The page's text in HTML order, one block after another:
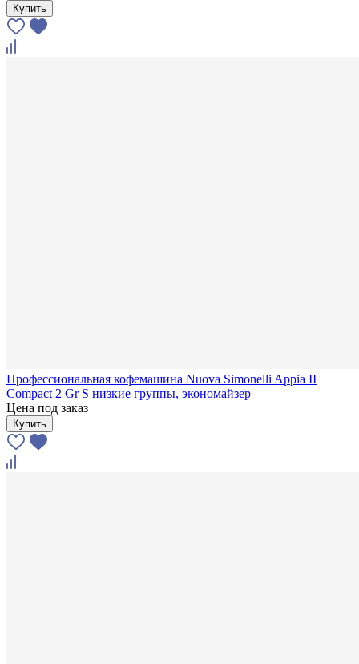
Купить
Профессиональная кофемашина Nuova Simonelli Appia II
Compact 2 Gr S низкие группы, экономайзер
Цена под заказ
Купить